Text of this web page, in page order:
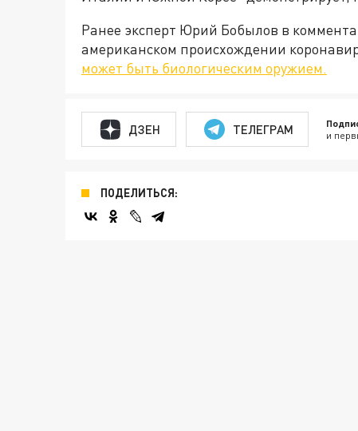
Ранее эксперт Юрий Бобылов в
американском происхождении
может быть биологическим оружием.
ДЗЕН ТЕЛЕГРАМ и
ПОДЕЛИТЬСЯ: